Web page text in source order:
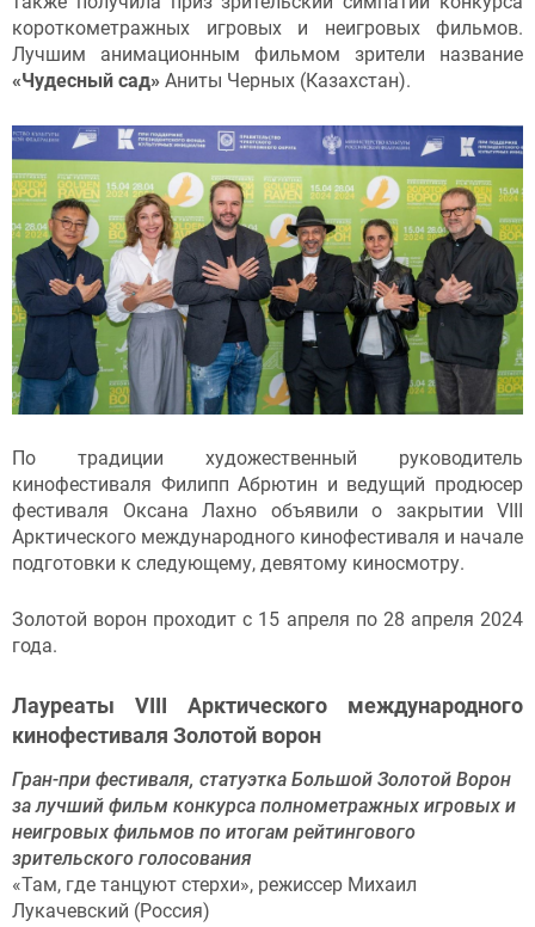
короткометражных игровых и неигровых фильмов.
Лучшим анимационным фильмом зрители название
«Чудесный сад» Аниты Черных (Казахстан).
По традиции художественный руководитель
кинофестиваля Филипп Абрютин и ведущий продюсер
фестиваля Оксана Лахно объявили о закрытии VIII
Арктического международного кинофестиваля и начале
подготовки к следующему, девятому киносмотру.
Золотой ворон проходит с 15 апреля по 28 апреля 2024
года.
Лауреаты VIII Арктического международного
кинофестиваля Золотой ворон
Гран-при фестиваля, статуэтка Большой Золотой Ворон
за лучший фильм конкурса полнометражных игровых и
неигровых фильмов по итогам рейтингового
зрительского голосования
«Там, где танцуют стерхи», режиссер Михаил
Лукачевский (Россия)